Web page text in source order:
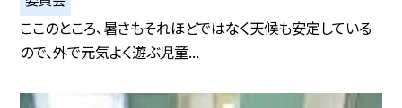
ここのところ、暑さもそれほどではなく天候も安定している
ので、外で元気よく遊ぶ児童...